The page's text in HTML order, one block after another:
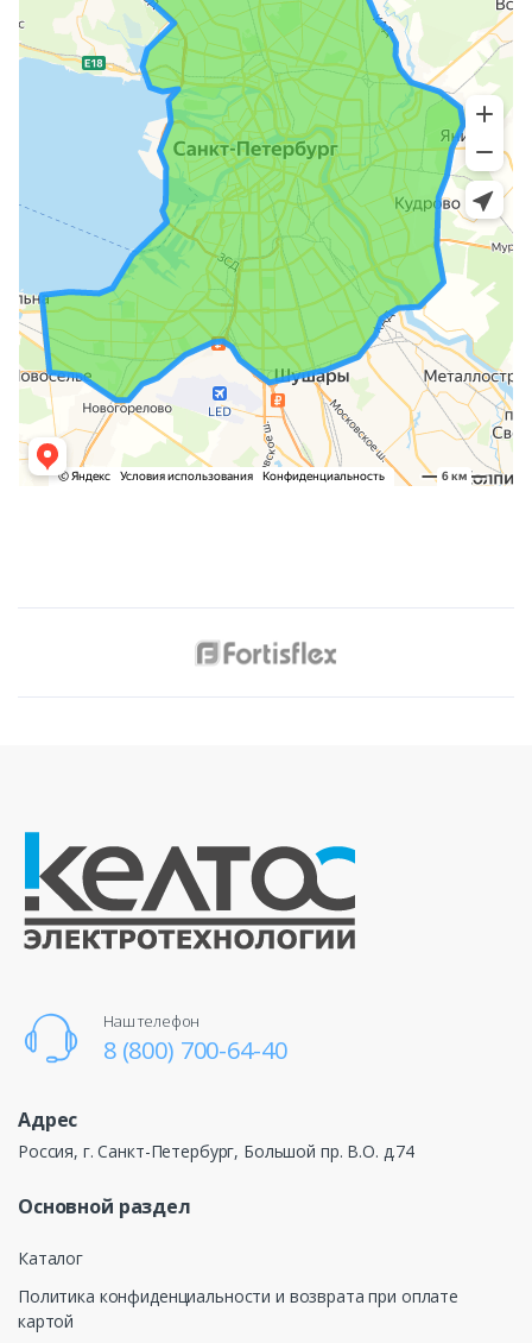
Наш телефон
8 (800) 700-64-40
Адрес
Россия, г. Санкт-Петербург, Большой пр. В.О. д.74
Основной раздел
Каталог
Политика конфиденциальности и возврата при оплате
картой